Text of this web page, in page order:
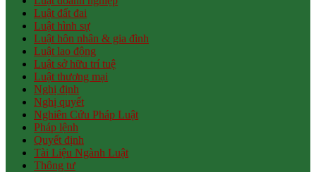
Luật đất đai
Luật hình sự
Luật hôn nhân & gia đình
Luật lao động
Luật sở hữu trí tuệ
Luật thương mại
Nghị định
Nghị quyết
Nghiên Cứu Pháp Luật
Pháp lệnh
Quyết định
Tài Liệu Ngành Luật
Thông tư